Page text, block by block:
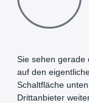
Sie sehen gerade
auf den
Schaltfläche
Drittanbieter